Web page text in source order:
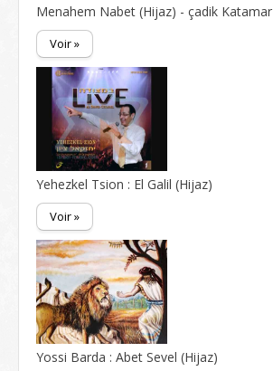
Menahem Nabet (Hijaz) - çadik Katamar
Voir »
Yehezkel Tsion : El Galil (Hijaz)
Voir »
Yossi Barda : Abet Sevel (Hijaz)